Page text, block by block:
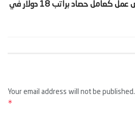
‫العمل في كندا 2024: فرص عمل كعامل حصاد براتب 18 دولار في
Your email address will not be published.
*